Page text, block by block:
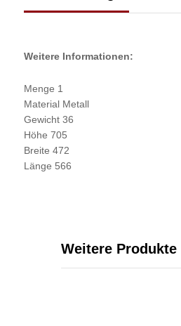
Weitere Informationen:
Menge 1
Material Metall
Gewicht 36
Höhe 705
Breite 472
Länge 566
Weitere Produkte